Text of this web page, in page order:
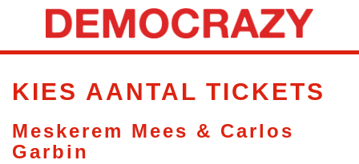
KIES AANTAL TICKETS
Meskerem Mees & Carlos
Garbin